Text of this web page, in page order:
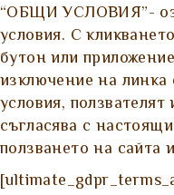
“ОБЩИ УСЛОВИЯ”-
условия. С
бутон или
изключение на
условия,
съгласява с
ползването на сайта